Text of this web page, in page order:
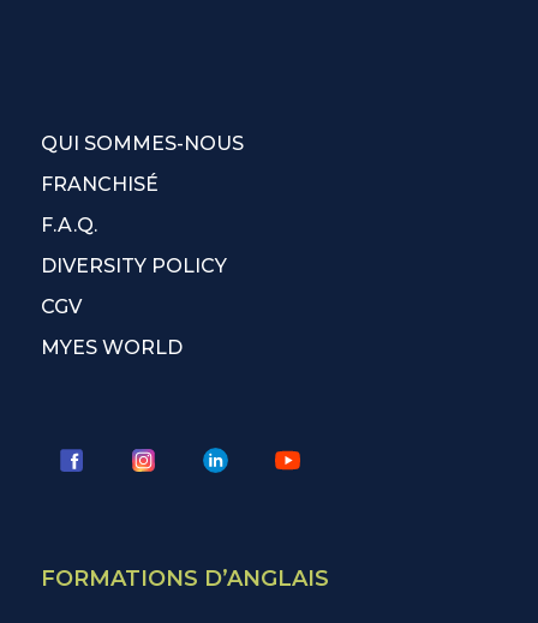
QUI SOMMES-NOUS
FRANCHISÉ
F.A.Q.
DIVERSITY POLICY
CGV
MYES WORLD
FORMATIONS D’ANGLAIS